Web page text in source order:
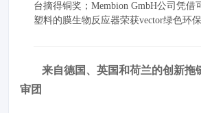
台摘得铜奖；Membion GmbH公司凭借
塑料的膜生物反应器荣获vector绿色环保
来自德国、英国和荷兰的创新拖
审团